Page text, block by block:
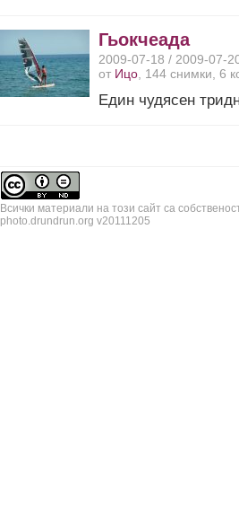
Гьокчеада
2009-07-18 / 2009-07-
от Ицо , 144 снимки, 6
Един чудясен
Всички материали на този сайт са
photo.drundrun.org v20111205